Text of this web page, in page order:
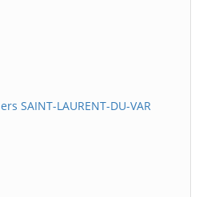
SAINT-LAURENT-DU-VAR